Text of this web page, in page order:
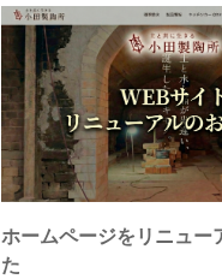
ホームページをリニュー
た